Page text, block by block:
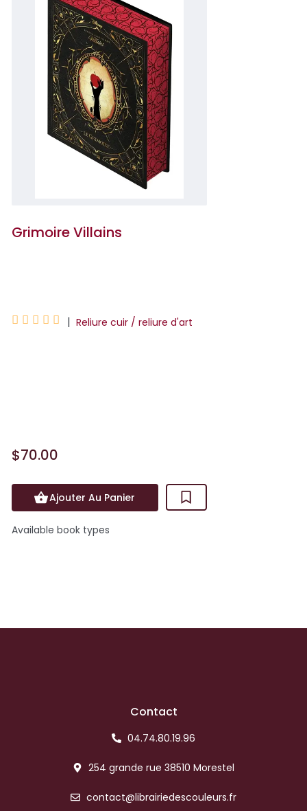
Grimoire Villains
     | Reliure cuir / reliure d'art
$70.00
Ajouter Au Panier
Available book types
Contact
04.74.80.19.96
254 grande rue 38510 Morestel
contact@librairiedescouleurs.fr